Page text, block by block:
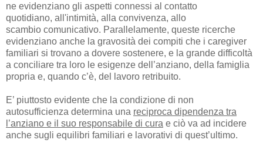
ne evidenziano gli aspetti connessi al contatto
quotidiano, all'intimità, alla convivenza, allo
scambio comunicativo. Parallelamente, queste ricerche
evidenziano anche la gravosità dei compiti che i caregiver
familiari si trovano a dovere sostenere, e la grande difficoltà
a conciliare tra loro le esigenze dell’anziano, della famiglia
propria e, quando c’è, del lavoro retribuito.
E’ piuttosto evidente che la condizione di non
autosufficienza determina una reciproca dipendenza tra
l’anziano e il suo responsabile di cura e ciò va ad incidere
anche sugli equilibri familiari e lavorativi di quest’ultimo.